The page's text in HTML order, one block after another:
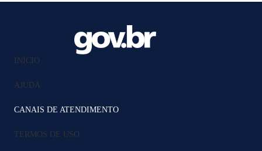
INÍCIO
AJUDA
CANAIS DE ATENDIMENTO
TERMOS DE USO